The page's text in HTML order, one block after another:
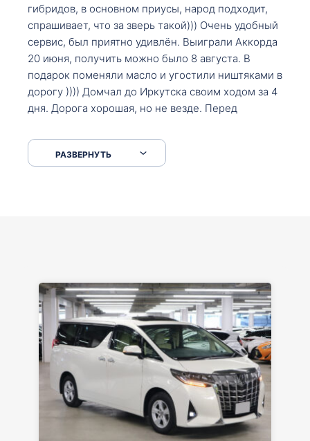
гибридов, в основном приусы, народ подходит,
спрашивает, что за зверь такой))) Очень удобный
сервис, был приятно удивлён. Выиграли Аккорда
20 июня, получить можно было 8 августа. В
подарок поменяли масло и угостили ништяками в
дорогу )))) Домчал до Иркутска своим ходом за 4
дня. Дорога хорошая, но не везде. Перед
серпантинах по пути следования.
РАЗВЕРНУТЬ